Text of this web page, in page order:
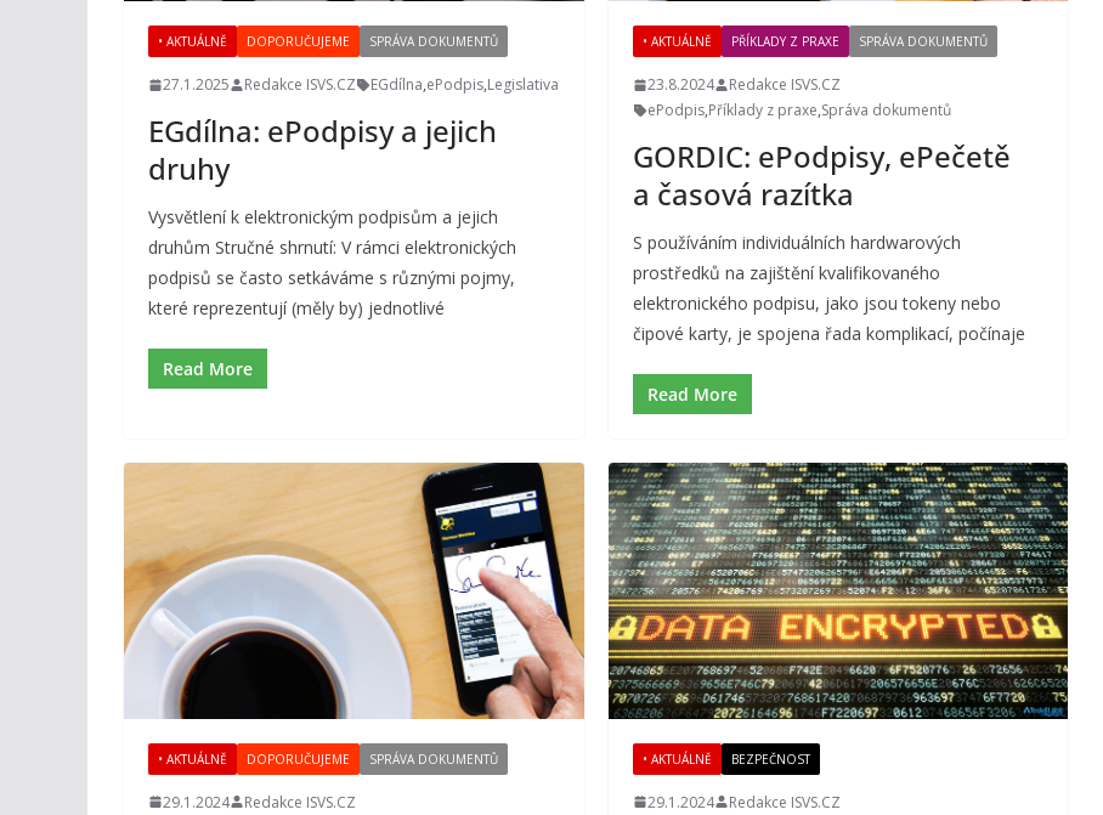
• AKTUÁLNĚ DOPORUČUJEME SPRÁVA DOKUMENTŮ
27.1.2025 Redakce ISVS.CZ EGdílna,ePodpis,Legislativa
EGdílna: ePodpisy a jejich
druhy
Vysvětlení k elektronickým podpisům a jejich
druhům Stručné shrnutí: V rámci elektronických
podpisů se často setkáváme s různými pojmy,
které reprezentují (měly by) jednotlivé
Read More
• AKTUÁLNĚ PŘÍKLADY Z PRAXE SPRÁVA DOKUMENTŮ
23.8.2024
Redakce ISVS.CZ
ePodpis,Příklady z praxe,Správa dokumentů
GORDIC: ePodpisy, ePečetě
a časová razítka
S používáním individuálních hardwarových
prostředků na zajištění kvalifikovaného
elektronického podpisu, jako jsou tokeny nebo
čipové karty, je spojena řada komplikací, počínaje
Read More
• AKTUÁLNĚ DOPORUČUJEME SPRÁVA DOKUMENTŮ
29.1.2024
Redakce ISVS.CZ
• AKTUÁLNĚ BEZPEČNOST
29.1.2024
Redakce ISVS.CZ